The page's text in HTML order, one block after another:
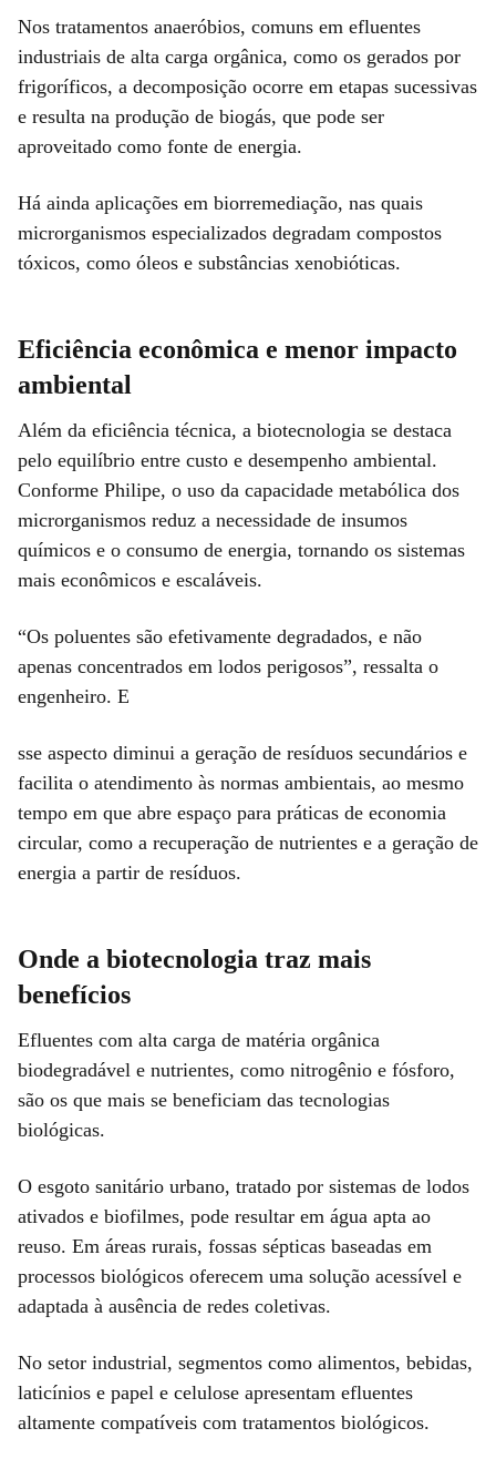
Nos tratamentos anaeróbios, comuns em efluentes
industriais de alta carga orgânica, como os gerados por
frigoríficos, a decomposição ocorre em etapas sucessivas
e resulta na produção de biogás, que pode ser
aproveitado como fonte de energia.
Há ainda aplicações em biorremediação, nas quais
microrganismos especializados degradam compostos
tóxicos, como óleos e substâncias xenobióticas.
Eficiência econômica e menor impacto
ambiental
Além da eficiência técnica, a biotecnologia se destaca
pelo equilíbrio entre custo e desempenho ambiental.
Conforme Philipe, o uso da capacidade metabólica dos
microrganismos reduz a necessidade de insumos
químicos e o consumo de energia, tornando os sistemas
mais econômicos e escaláveis.
“Os poluentes são efetivamente degradados, e não
apenas concentrados em lodos perigosos”, ressalta o
engenheiro. E
sse aspecto diminui a geração de resíduos secundários e
facilita o atendimento às normas ambientais, ao mesmo
tempo em que abre espaço para práticas de economia
circular, como a recuperação de nutrientes e a geração de
energia a partir de resíduos.
Onde a biotecnologia traz mais
benefícios
Efluentes com alta carga de matéria orgânica
biodegradável e nutrientes, como nitrogênio e fósforo,
são os que mais se beneficiam das tecnologias
biológicas.
O esgoto sanitário urbano, tratado por sistemas de lodos
ativados e biofilmes, pode resultar em água apta ao
reuso. Em áreas rurais, fossas sépticas baseadas em
processos biológicos oferecem uma solução acessível e
adaptada à ausência de redes coletivas.
No setor industrial, segmentos como alimentos, bebidas,
laticínios e papel e celulose apresentam efluentes
altamente compatíveis com tratamentos biológicos.